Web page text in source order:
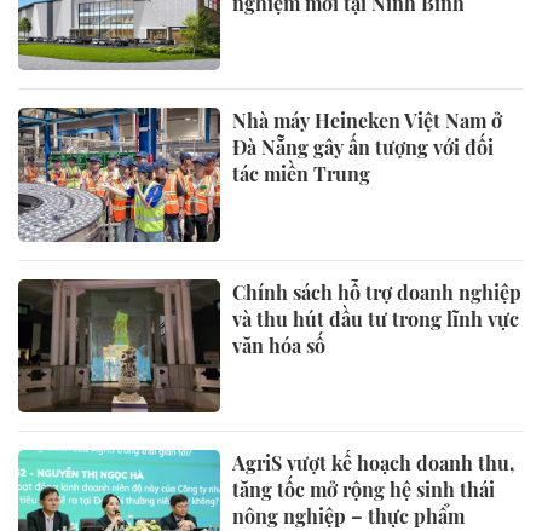
Nhà máy Heineken Việt Nam ở
Đà Nẵng gây ấn tượng với đối
tác miền Trung
Chính sách hỗ trợ doanh nghiệp
và thu hút đầu tư trong lĩnh vực
văn hóa số
AgriS vượt kế hoạch doanh thu,
tăng tốc mở rộng hệ sinh thái
nông nghiệp – thực phẩm